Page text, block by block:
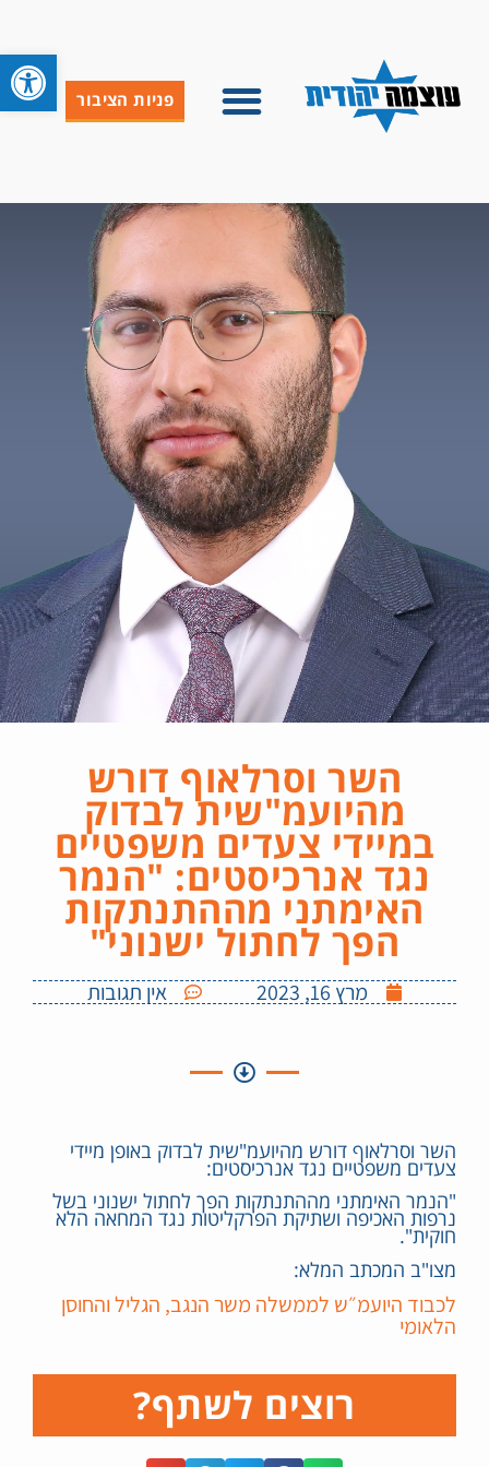
פניות הציבור
השר וסרלאוף דורש
מהיועמ"שית לבדוק
במיידי צעדים משפטיים
נגד אנרכיסטים: "הנמר
האימתני מההתנתקות
הפך לחתול ישנוני"
מרץ 16, 2023 אין תגובות
השר וסרלאוף דורש מהיועמ"שית לבדוק באופן מיידי
צעדים משפטיים נגד אנרכיסטים:
"הנמר האימתני מההתנתקות הפך לחתול ישנוני בשל
נרפות האכיפה ושתיקת הפרקליטות נגד המחאה הלא
חוקית".
מצו"ב המכתב המלא:
לכבוד היועמ״ש לממשלה משר הנגב, הגליל והחוסן
הלאומי
רוצים לשתף?
פתח